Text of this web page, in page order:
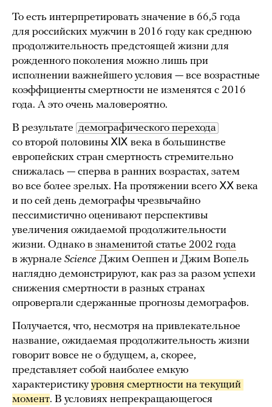
То есть интерпретировать значение в 66,5 года
для российских мужчин в 2016 году как среднюю
продолжительность предстоящей жизни для
рожденного поколения можно лишь при
исполнении важнейшего условия — все возрастные
коэффициенты смертности не изменятся с 2016
года. А это очень маловероятно.
В результате демографического перехода
со второй половины ⅩⅨ века в большинстве
европейских стран смертность стремительно
снижалась — сперва в ранних возрастах, затем
во все более зрелых. На протяжении всего ⅩⅩ века
и по сей день демографы чрезвычайно
пессимистично оценивают перспективы
увеличения ожидаемой продолжительности
жизни. Однако в знаменитой статье 2002 года
в журнале Science Джим Оеппен и Джим Вопель
наглядно демонстрируют, как раз за разом успехи
снижения смертности в разных странах
опровергали сдержанные прогнозы демографов.
Получается, что, несмотря на привлекательное
название, ожидаемая продолжительность жизни
говорит вовсе не о будущем, а, скорее,
представляет собой наиболее емкую
характеристикууровня смертности на текущий
момент. В условиях непрекращающегося